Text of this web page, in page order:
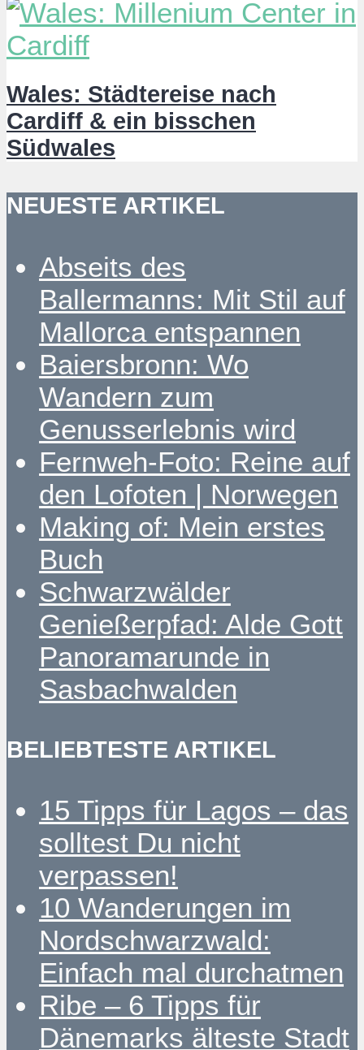
Wales: Städtereise nach
Cardiff & ein bisschen
Südwales
NEUESTE ARTIKEL
Abseits des
Ballermanns: Mit Stil auf
Mallorca entspannen
Baiersbronn: Wo
Wandern zum
Genusserlebnis wird
Fernweh-Foto: Reine auf
den Lofoten | Norwegen
Making of: Mein erstes
Buch
Schwarzwälder
Genießerpfad: Alde Gott
Panoramarunde in
Sasbachwalden
BELIEBTESTE ARTIKEL
15 Tipps für Lagos – das
solltest Du nicht
verpassen!
10 Wanderungen im
Nordschwarzwald:
Einfach mal durchatmen
Ribe – 6 Tipps für
Dänemarks älteste Stadt